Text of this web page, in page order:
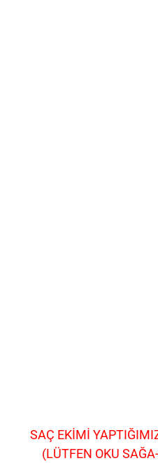
SAÇ EKİMİ
(LÜTFEN OKU